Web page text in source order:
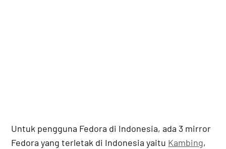
Untuk pengguna Fedora di Indonesia, ada 3 mirror
Fedora yang terletak di Indonesia yaitu Kambing,